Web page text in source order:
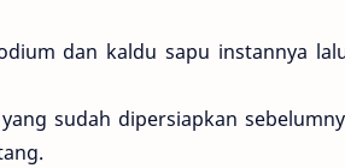
dan kaldu sapu instannya
sudah dipersiapkan